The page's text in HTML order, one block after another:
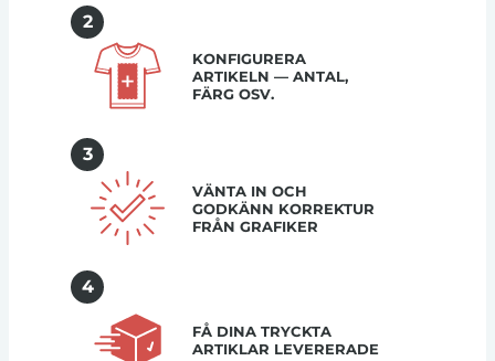
2
KONFIGURERA
ARTIKELN — ANTAL,
FÄRG OSV.
3
VÄNTA IN OCH
GODKÄNN KORREKTUR
FRÅN GRAFIKER
4
FÅ DINA TRYCKTA
ARTIKLAR LEVERERADE